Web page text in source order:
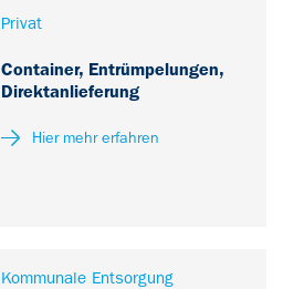
Privat
Container, Entrümpelungen,
Direktanlieferung
Hier mehr erfahren
Kommunale Entsorgung